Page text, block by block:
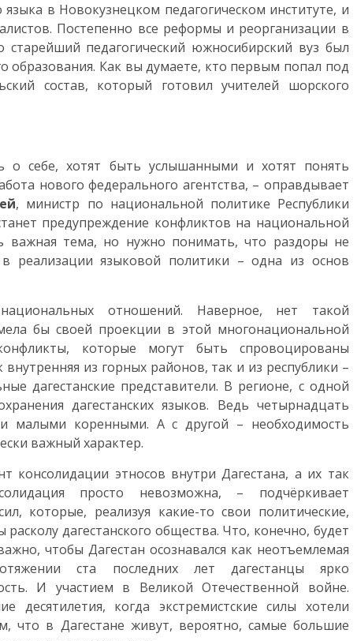
в Новокузнецком педагогическом институте, и
Постепенно все реформы и реорганизации в
педагогический южносибирский вуз был
образования. Как вы думаете, кто первым попал под
состав, который готовил учителей шорского
о себе, хотят быть услышанными и хотят понять
нового федерального агентства, – оправдывает
, министр по национальной политике Республики
предупреждение конфликтов на национальной
важная тема, но нужно понимать, что раздоры не
реализации языковой политики – одна из основ
отношений. Наверное, нет такой
бы своей проекции в этой многонациональной
которые могут быть спровоцированы
из горных районов, так и из республики –
дагестанские представители. В регионе, с одной
дагестанских языков. Ведь четырнадцать
малыми коренными. А с другой – необходимость
важный характер.
консолидации этносов внутри Дагестана, а их так
просто невозможна, – подчёркивает
которые, реализуя какие-то свои политические,
дагестанского общества. Что, конечно, будет
чтобы Дагестан осознавался как неотъемлемая
ста последних лет дагестанцы ярко
И участием в Великой Отечественной войне.
когда экстремистские силы хотели
что в Дагестане живут, вероятно, самые большие